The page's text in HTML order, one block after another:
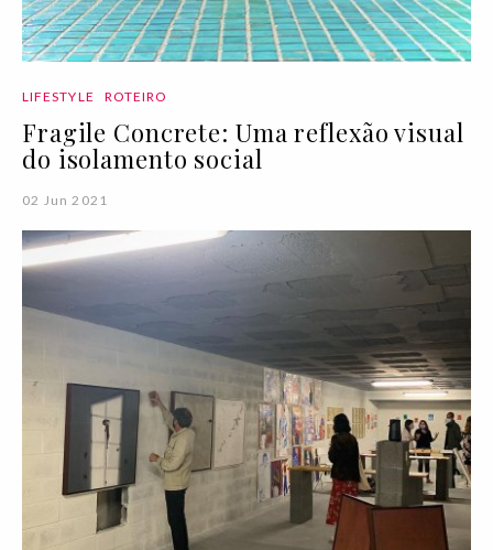
LIFESTYLE ROTEIRO
Fragile Concrete: Uma reflexão visual
do isolamento social
02 Jun 2021